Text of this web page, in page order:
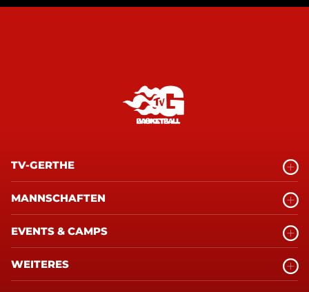
TV-GERTHE
MANNSCHAFTEN
EVENTS & CAMPS
WEITERES